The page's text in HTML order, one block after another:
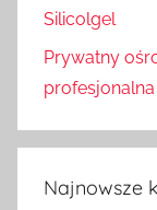
Silicolgel
Prywatny
Najnowsze